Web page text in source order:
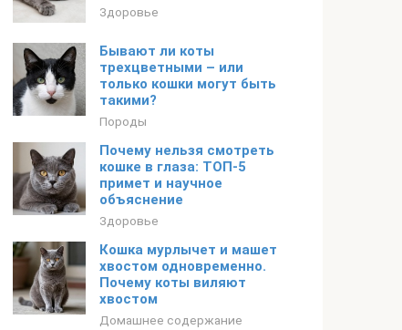
Здоровье
Бывают ли коты
трехцветными – или
только кошки могут быть
такими?
Породы
Почему нельзя смотреть
кошке в глаза: ТОП-5
примет и научное
объяснение
Здоровье
Кошка мурлычет и машет
хвостом одновременно.
Почему коты виляют
хвостом
Домашнее содержание